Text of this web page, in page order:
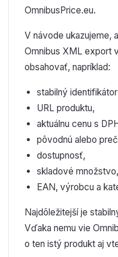
OmnibusPrice.eu.
V návode ukazujeme,
Omnibus XML export
obsahovať, napríklad:
stabilný
URL produktu,
aktuálnu cenu s
pôvodnú alebo
dostupnosť,
skladové množstvo,
EAN, výrobcu a
Najdôležitejší je
Vďaka nemu vie
o ten istý produkt aj